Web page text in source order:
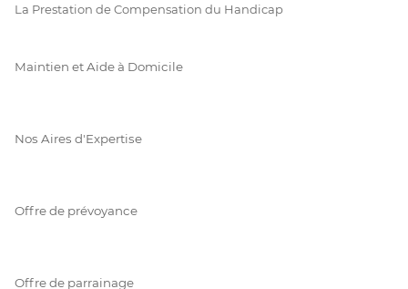
La Prestation de Compensation du Handicap
Maintien et Aide à Domicile
Nos Aires d'Expertise
Offre de prévoyance
Offre de parrainage